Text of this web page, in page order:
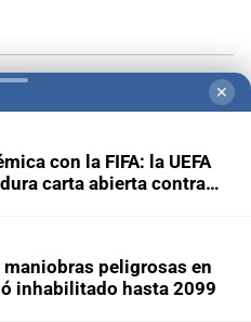
✕
con la FIFA: la UEFA
carta abierta contra
peligrosas en
inhabilitado hasta 2099